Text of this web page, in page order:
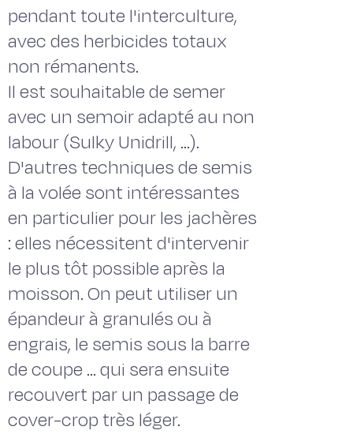
pendant toute l'interculture,
avec des herbicides totaux
non rémanents.
Il est souhaitable de semer
avec un semoir adapté au non
labour (Sulky Unidrill, ...).
D'autres techniques de semis
à la volée sont intéressantes
en particulier pour les jachères
: elles nécessitent d'intervenir
le plus tôt possible après la
moisson. On peut utiliser un
épandeur à granulés ou à
engrais, le semis sous la barre
de coupe ... qui sera ensuite
recouvert par un passage de
cover-crop très léger.